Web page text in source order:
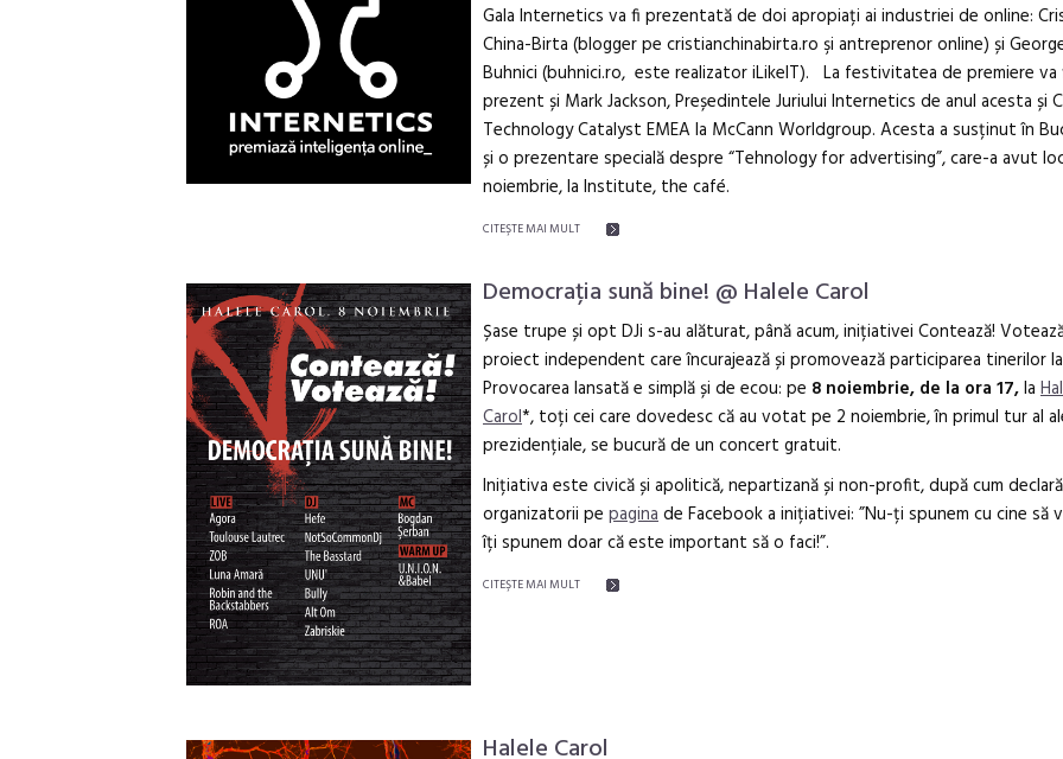
Gala Internetics va fi prezentată de doi apropiați ai industriei de online:
China-Birta (blogger pe cristianchinabirta.ro şi antreprenor online) și
Buhnici (buhnici.ro, este realizator iLikeIT). La festivitatea de premiere va
prezent și Mark Jackson, Președintele Juriului Internetics de anul acesta și
Technology Catalyst EMEA la McCann Worldgroup. Acesta a susținut în
și o prezentare specială despre “Tehnology for advertising”, care-a avut
noiembrie, la Institute, the café.
CITEŞTE MAI MULT
Democrația sună bine! @ Halele Carol
Șase trupe și opt DJi s-au alăturat, până acum, inițiativei Contează!
proiect independent care încurajează și promovează participarea tinerilor
Provocarea lansată e simplă și de ecou: pe 8 noiembrie, de la ora 17,la
Carol*, toți cei care dovedesc că au votat pe 2 noiembrie, în primul tur al
prezidențiale, se bucură de un concert gratuit.
Inițiativa este civică și apolitică, nepartizană și non-profit, după cum
organizatorii pe paginade Facebook a inițiativei: ”Nu-ți spunem cu cine să
îți spunem doar că este important să o faci!”.
CITEŞTE MAI MULT
Halele Carol